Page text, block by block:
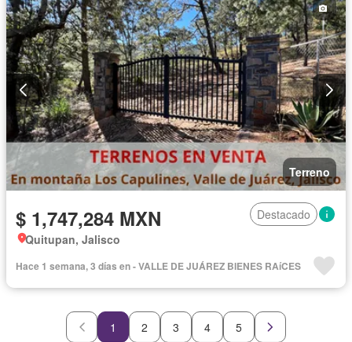
Terreno
$ 1,747,284 MXN
Destacado
Quitupan, Jalisco
Hace 1 semana, 3 días en - VALLE DE JUÁREZ BIENES RAíCES
1 2 3 4 5